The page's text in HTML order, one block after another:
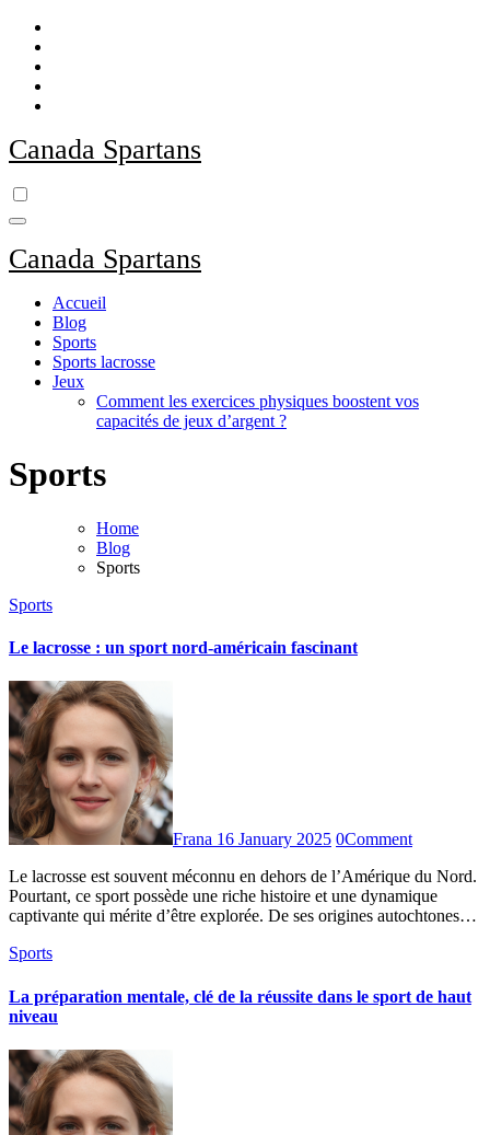
Skip
content
Canada Spartans
Canada Spartans
Accueil
Blog
Sports
Sports lacrosse
Jeux
Comment les exercices physiques boostent vos
capacités de jeux d’argent ?
Sports
Home
Blog
Sports
Sports
Le lacrosse : un sport nord-américain fascinant
Frana 16 January 2025 0Comment
Le lacrosse est souvent méconnu en dehors de l’Amérique du Nord.
Pourtant, ce sport possède une riche histoire et une dynamique
captivante qui mérite d’être explorée. De ses origines autochtones…
Sports
La préparation mentale, clé de la réussite dans le sport de haut
niveau